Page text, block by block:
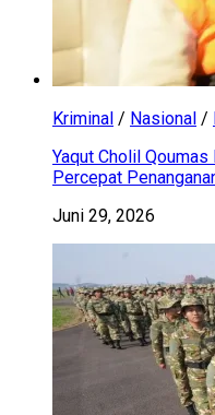
Kriminal / Nasional /
Yaqut Cholil
Percepat
Juni 29, 2026